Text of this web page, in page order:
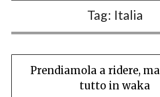
Tag: Italia
Prendiamola a ridere,
tutto in waka